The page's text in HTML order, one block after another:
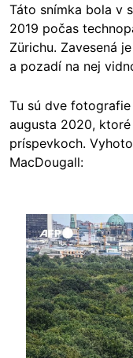
Táto snímka bola v
2019 počas
Zürichu. Zavesená
a pozadí na nej
Tu sú dve
augusta 2020,
príspevkoch.
MacDougall:
Image